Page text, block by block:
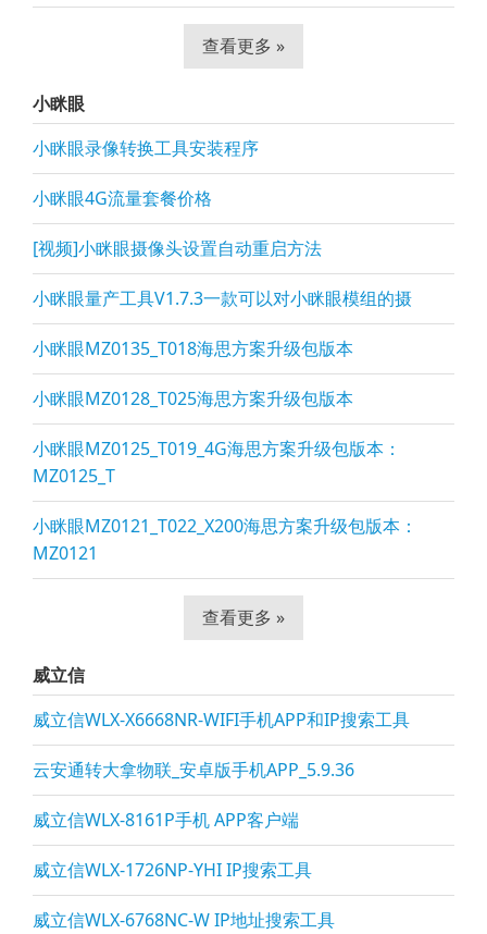
查看更多 »
小眯眼
小眯眼录像转换工具安装程序
小眯眼4G流量套餐价格
[视频]小眯眼摄像头设置自动重启方法
小眯眼量产工具V1.7.3一款可以对小眯眼模组的摄
小眯眼MZ0135_T018海思方案升级包版本
小眯眼MZ0128_T025海思方案升级包版本
小眯眼MZ0125_T019_4G海思方案升级包版本：
MZ0125_T
小眯眼MZ0121_T022_X200海思方案升级包版本：
MZ0121
查看更多 »
威立信
威立信WLX-X6668NR-WIFI手机APP和IP搜索工具
云安通转大拿物联_安卓版手机APP_5.9.36
威立信WLX-8161P手机 APP客户端
威立信WLX-1726NP-YHI IP搜索工具
威立信WLX-6768NC-W IP地址搜索工具